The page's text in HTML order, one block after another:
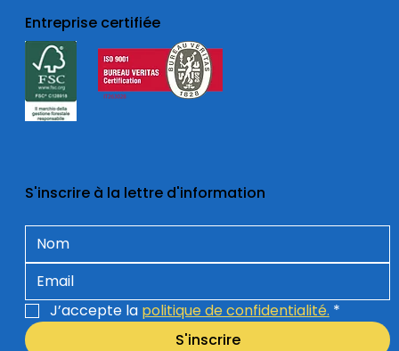
S'inscrire à la lettre d'information
J’accepte la politique de confidentialité. *
S'inscrire
Entreprise certifiée